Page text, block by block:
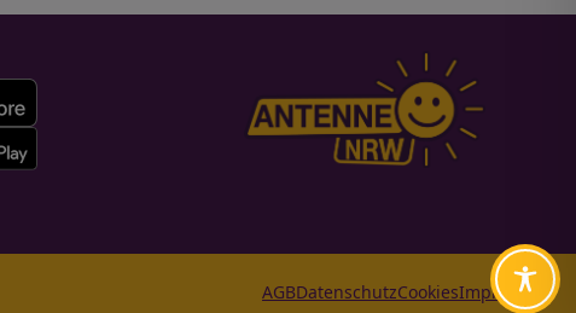
AGBDatenschutzCookiesImpressum